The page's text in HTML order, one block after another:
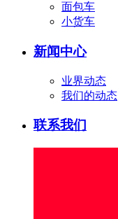
面包车
小货车
新闻中心
业界动态
我们的动态
联系我们